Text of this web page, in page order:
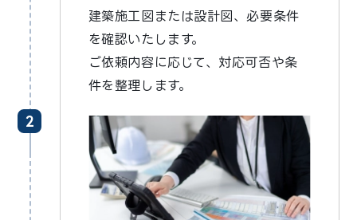
2
建築施工図または設計図、必要条件
を確認いたします。
ご依頼内容に応じて、対応可否や条
件を整理します。